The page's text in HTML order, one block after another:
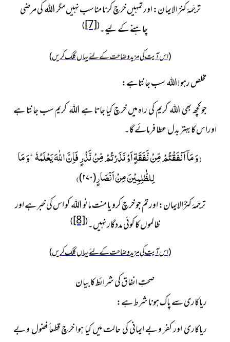
ترجَمۂ کنز الایمان:اور تمہیں خرچ کرنا مناسب نہیں مگر اللہ کی مرضی
چاہنے کے لیے۔(
[7]
)
(اس آیت کی مزید وضاحت کے لئے یہاں کلک کریں)
مخلص رہو! اللہ سب جانتاہے:
جو کچھ بھی اللہ کریم کی راہ میں خرچ کیا جاتا ہے اللہ کریم سب جانتا ہے
اوراس کا بہتر بدل عطا فرمائے گا۔
(وَ مَاۤ اَنْفَقْتُمْ مِّنْ نَّفَقَةٍ اَوْ نَذَرْتُمْ مِّنْ نَّذْرٍ فَاِنَّ اللّٰهَ یَعْلَمُهٗؕ-وَ مَا
لِلظّٰلِمِیْنَ مِنْ اَنْصَارٍ(۲۷۰)
)
ترجَمۂ کنزُالایمان: اور تم جو خرچ کرو یا منت مانو اللہ کو اس کی خبر ہے اور
ظالموں کا کوئی مددگار نہیں۔(
[8]
)
(اس آیت کی مزید وضاحت کے لئے یہاں کلک کریں)
صحتِ انفاق کی شرائط کا بیان
ریاکاری سے پاک ہونا شرط ہے:
ریاکاری اور کفر و بے ایمانی کی حالت میں کیا ہوا خرچ قطعاً فضول و بے